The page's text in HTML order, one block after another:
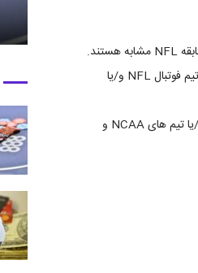
تیم NFL/کالج ۲ – ۶: شرط بندی تیزرهای ۶، ۶٫۵ و ۷ امتیازی که شامل انتخاب بین دو تا شش تیم فوتبال NFL و/یا
سوپر تیزر: این‌ها شرط‌های تیزر ده امتیازی هستند که شامل انتخاب‌هایی در سه NFL هستند و/یا تیم های NCAA و